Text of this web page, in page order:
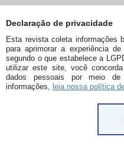
Declaração de privacidade
Esta revista coleta informações
para aprimorar a experiência
segundo o que estabelece a
utilizar este site, você
dados pessoais por meio
informações, leia nossa política